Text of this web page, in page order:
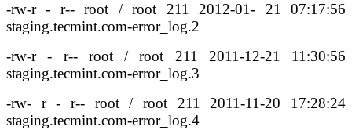
-rw-r - r-- root / root 211 2012-01- 21 07:17:56
staging.tecmint.com-error_log.2
-rw-r - r-- root / root 211 2011-12-21 11:30:56
staging.tecmint.com-error_log.3
-rw- r - r-- root / root 211 2011-11-20 17:28:24
staging.tecmint.com-error_log.4